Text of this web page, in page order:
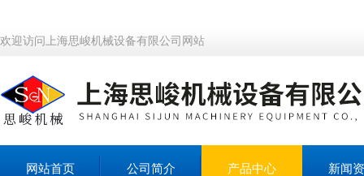
欢迎访问上海思峻机械设备有限公司网站
网站首页 公司简介 产品中心 新闻